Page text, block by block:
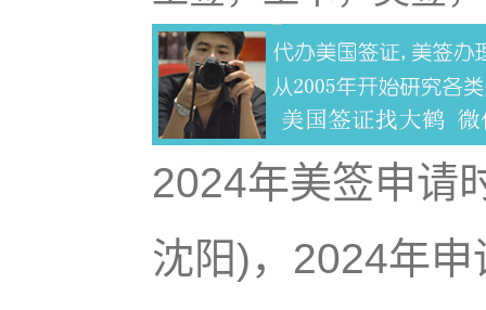
2024年美签申请
沈阳)，2024年